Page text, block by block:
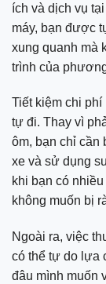
ích và dịch vụ
máy, bạn được
xung quanh mà
trình của
Tiết kiệm chi
tự đi. Thay vì
ôm, bạn chỉ cần
xe và sử dụng
khi bạn có
không muốn bị
Ngoài ra, việc
có thể tự do lựa
đâu mình muốn